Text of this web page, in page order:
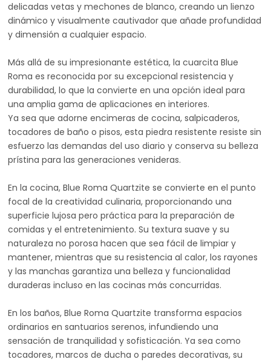
delicadas vetas y mechones de blanco, creando un lienzo
dinámico y visualmente cautivador que añade profundidad
y dimensión a cualquier espacio.
Más allá de su impresionante estética, la cuarcita Blue
Roma es reconocida por su excepcional resistencia y
durabilidad, lo que la convierte en una opción ideal para
una amplia gama de aplicaciones en interiores.
Ya sea que adorne encimeras de cocina, salpicaderos,
tocadores de baño o pisos, esta piedra resistente resiste sin
esfuerzo las demandas del uso diario y conserva su belleza
prístina para las generaciones venideras.
En la cocina, Blue Roma Quartzite se convierte en el punto
focal de la creatividad culinaria, proporcionando una
superficie lujosa pero práctica para la preparación de
comidas y el entretenimiento. Su textura suave y su
naturaleza no porosa hacen que sea fácil de limpiar y
mantener, mientras que su resistencia al calor, los rayones
y las manchas garantiza una belleza y funcionalidad
duraderas incluso en las cocinas más concurridas.
En los baños, Blue Roma Quartzite transforma espacios
ordinarios en santuarios serenos, infundiendo una
sensación de tranquilidad y sofisticación. Ya sea como
tocadores, marcos de ducha o paredes decorativas, su